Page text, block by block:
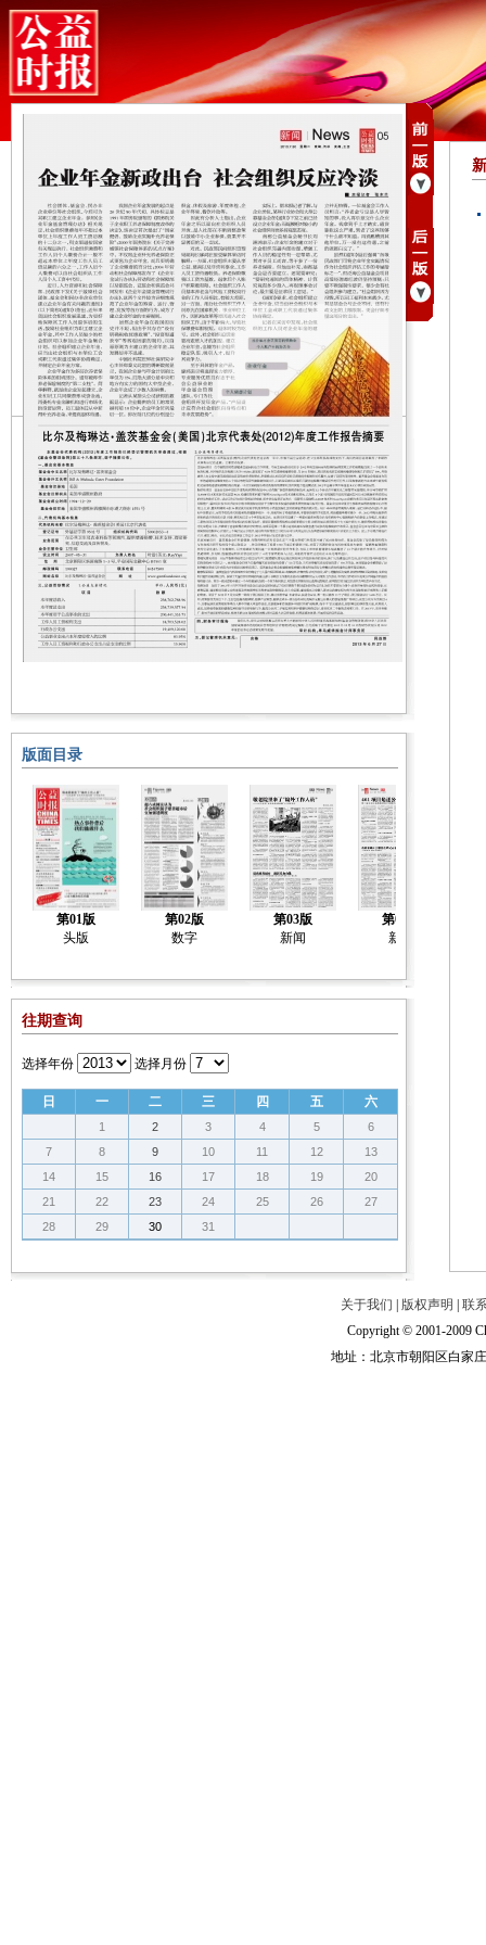
版面目录
第01版
头版
第02版
数字
第03版
新闻
第04版
新闻
往期查询
选择年份 选择月份
日 一 二 三 四 五 六
1 2 3 4 5
6
7
8 9 10 11 12
13
14
15 16 17 18 19
20
21
22 23 24 25 26
27
28
29 30 31
关于我们 版权声明
联
Copyright © 2001-2009
地址：北京市朝阳区白家